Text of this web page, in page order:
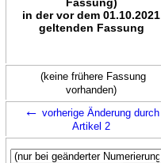
in der vor dem 01.10.2021
geltenden Fassung
(keine frühere Fassung
vorhanden)
← vorherige Änderung durch
Artikel 2